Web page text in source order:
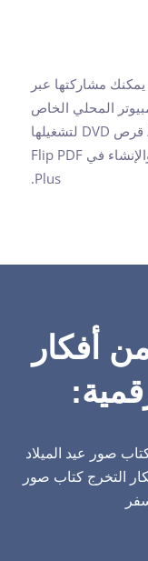
مشاركتها عبر
المحلي الخاص
بك أو حتى نسخها على قرص مضغوط / قرص DVD لتشغيلها
على معدات أخرى. استمتع بالتصميم والإنشاء في Flip PDF
Plus.
أفكار
صور عيد الميلاد
التخرج كتاب صور